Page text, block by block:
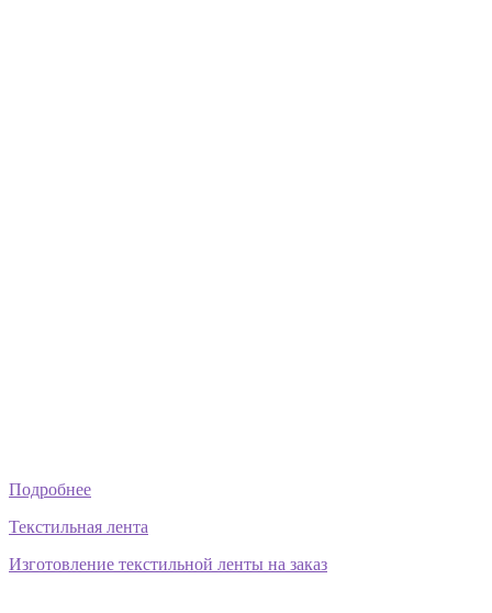
Подробнее
Текстильная лента
Изготовление текстильной ленты на заказ